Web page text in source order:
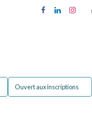
Ouvert aux inscriptions